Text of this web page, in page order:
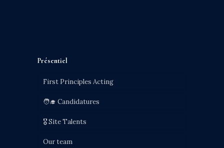
Présentiel
First Principles Acting
🧑‍🎓 Candidatures
🎖️ Site Talents
Our team